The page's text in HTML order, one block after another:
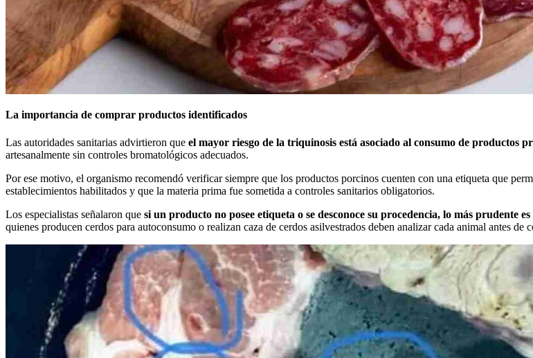
La importancia de comprar productos identificados
Las autoridades sanitarias advirtieron que el mayor riesgo de la triquinosis está asociado al consumo de productos
artesanalmente sin controles bromatológicos adecuados.
Por ese motivo, el organismo recomendó verificar siempre que los productos porcinos cuenten con una etiqueta que
establecimientos habilitados y que la materia prima fue sometida a controles sanitarios obligatorios.
Los especialistas señalaron que si un producto no posee etiqueta o se desconoce su procedencia, lo más prudente
quienes producen cerdos para autoconsumo o realizan caza de cerdos asilvestrados deben analizar cada animal antes